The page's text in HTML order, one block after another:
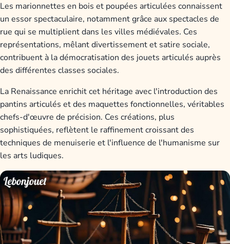
Les marionnettes en bois et poupées articulées connaissent
un essor spectaculaire, notamment grâce aux spectacles de
rue qui se multiplient dans les villes médiévales. Ces
représentations, mêlant divertissement et satire sociale,
contribuent à la démocratisation des jouets articulés auprès
des différentes classes sociales.
La Renaissance enrichit cet héritage avec l'introduction des
pantins articulés et des maquettes fonctionnelles, véritables
chefs-d'œuvre de précision. Ces créations, plus
sophistiquées, reflètent le raffinement croissant des
techniques de menuiserie et l'influence de l'humanisme sur
les arts ludiques.